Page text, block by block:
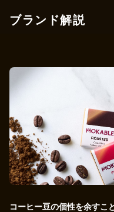
ブランド解説
コーヒー豆の個性を余すこ